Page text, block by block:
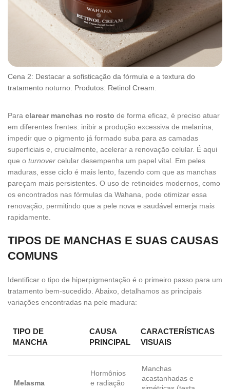
Cena 2: Destacar a sofisticação da fórmula e a textura do
tratamento noturno. Produtos: Retinol Cream.
Para clarear manchas no rosto de forma eficaz, é preciso atuar
em diferentes frentes: inibir a produção excessiva de melanina,
impedir que o pigmento já formado suba para as camadas
superficiais e, crucialmente, acelerar a renovação celular. É aqui
que o turnover celular desempenha um papel vital. Em peles
maduras, esse ciclo é mais lento, fazendo com que as manchas
pareçam mais persistentes. O uso de retinoides modernos, como
os encontrados nas fórmulas da Wahana, pode otimizar essa
renovação, permitindo que a pele nova e saudável emerja mais
rapidamente.
TIPOS DE MANCHAS E SUAS CAUSAS
COMUNS
Identificar o tipo de hiperpigmentação é o primeiro passo para um
tratamento bem-sucedido. Abaixo, detalhamos as principais
variações encontradas na pele madura:
TIPO DE
MANCHA
CAUSA
PRINCIPAL
CARACTERÍSTICAS
VISUAIS
Melasma
Hormônios
e radiação
Manchas
acastanhadas e